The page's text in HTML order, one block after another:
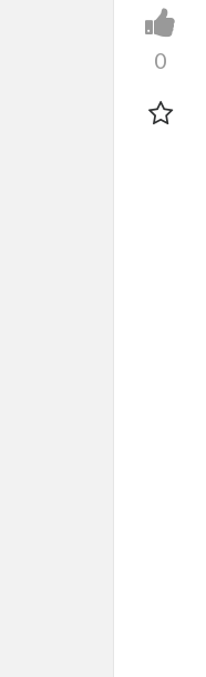
0